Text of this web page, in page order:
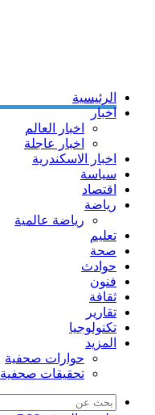
الرئيسية
اخبار
اخبار العالم
اخبار عاجلة
اخبار الاسكندرية
سياسة
اقتصاد
رياضة
رياضة عالمية
تعليم
صحة
حوادث
فنون
ثقافة
تقارير
تكنولوجيا
المزيد
حوارات صحفية
تحقيقات صحفية